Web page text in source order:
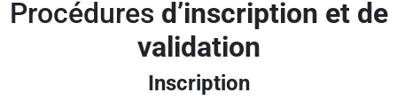
Procédures d’inscription et de
validation
Inscription